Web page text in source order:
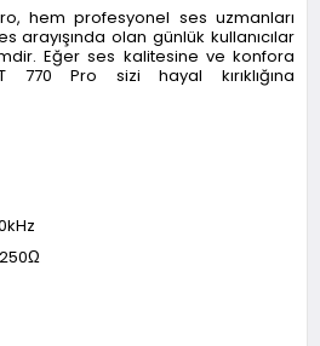
hem profesyonel ses uzmanları
arayışında olan günlük kullanıcılar
Eğer ses kalitesine ve konfora
770 Pro sizi hayal kırıklığına